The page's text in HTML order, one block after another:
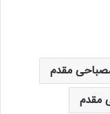
مقدم
مقدم